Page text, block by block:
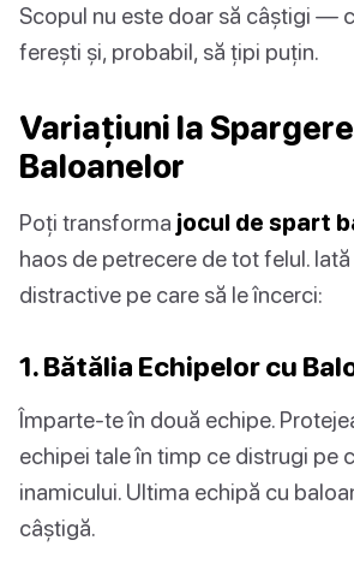
Scopul nu este doar să câștigi —
ferești și, probabil, să țipi puțin.
Variațiuni la
Baloanelor
Poți transforma jocul de spart
haos de petrecere de tot felul.
distractive pe care să le încerci:
1. Bătălia Echipelor cu
Împarte-te în două echipe.
echipei tale în timp ce distrugi pe
inamicului. Ultima echipă cu
câștigă.